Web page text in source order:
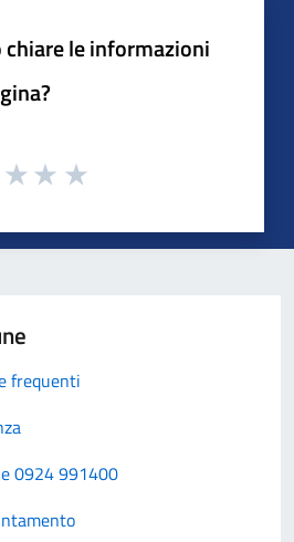
chiare le informazioni
frequenti
0924 991400